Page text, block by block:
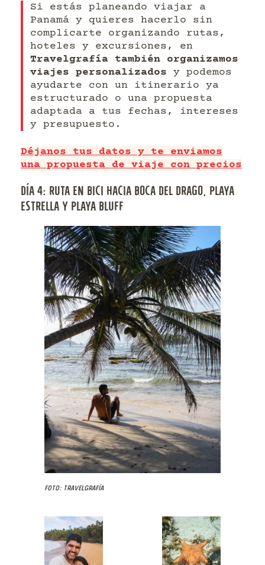
Si estás planeando viajar a
Panamá y quieres hacerlo sin
complicarte organizando rutas,
hoteles y excursiones, en
Travelgrafía también organizamos
viajes personalizados y podemos
ayudarte con un itinerario ya
estructurado o una propuesta
adaptada a tus fechas, intereses
y presupuesto.
Déjanos tus datos y te enviamos
una propuesta de viaje con precios
DÍA 4: RUTA EN BICI HACIA BOCA DEL DRAGO, PLAYA
ESTRELLA Y PLAYA BLUFF
Foto: Travelgrafía